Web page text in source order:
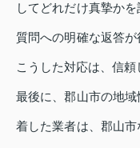
してどれだけ真摯か
質問への明確な返答が
こうした対応は、信頼
最後に、郡山市の地
着した業者は、郡山